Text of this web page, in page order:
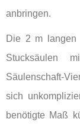
anbringen.
Die 2 m langen
Stucksäulen
Säulenschaft-
sich
benötigte Maß